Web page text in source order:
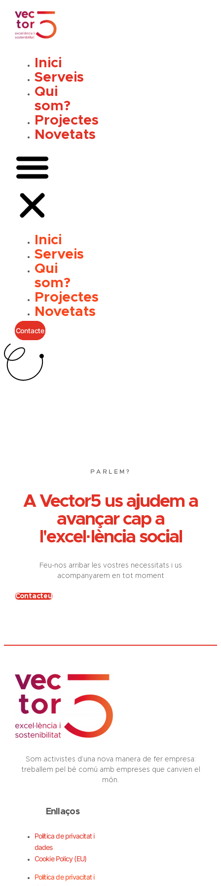
contingut
Inici
Serveis
Qui
som?
Projectes
Novetats
Inici
Serveis
Qui
som?
Projectes
Novetats
Contacte
PARLEM?
A Vector5 us ajudem a
avançar cap a
l'excel·lència social
Feu-nos arribar les vostres necessitats i us
acompanyarem en tot moment
Contacteu
Som activistes d’una nova manera de fer empresa:
treballem pel bé comú amb empreses que canvien el
món.
Enllaços
Política de privacitat i
dades
Cookie Policy (EU)
Política de privacitat i